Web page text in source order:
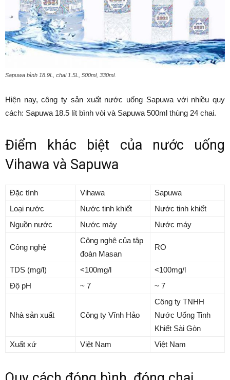
Sapuwa bình 18.9L, chai 1.5L, 500ml, 330ml.
Hiện nay, công ty sản xuất nước uống Sapuwa với nhiều quy
cách: Sapuwa 18.5 lít bình vòi và Sapuwa 500ml thùng 24 chai.
Điểm khác biệt của nước uống
Vihawa và Sapuwa
Đặc tính Vihawa
Sapuwa
Loại nước
Nước tinh khiết
Nước tinh khiết
Nguồn nước
Nước máy Nước máy
Công nghệ
Công nghệ của tập
đoàn Masan
RO
TDS (mg/l) <100mg/l
<100mg/l
Độ pH
~ 7 ~ 7
Nhà sản xuất Công ty Vĩnh Hảo
Công ty TNHH
Nước Uống Tinh
Khiết Sài Gòn
Xuất xứ
Việt Nam Việt Nam